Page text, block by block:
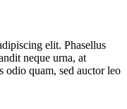
elit. Phasellus
neque urna, at
odio quam, sed auctor leo